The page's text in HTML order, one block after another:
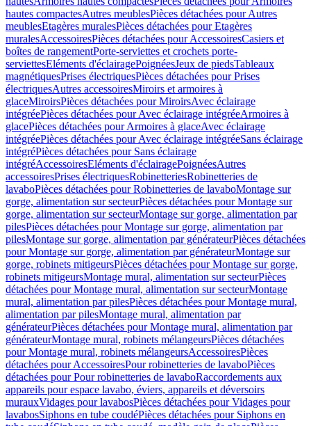
hautes compactesAutres meublesPièces détachées pour Autres
meublesEtagères muralesPièces détachées pour Etagères
muralesAccessoiresPièces détachées pour AccessoiresCasiers et
boîtes de rangementPorte-serviettes et crochets porte-
serviettesEléments d'éclairagePoignéesJeux de piedsTableaux
magnétiquesPrises électriquesPièces détachées pour Prises
électriquesAutres accessoiresMiroirs et armoires à
glaceMiroirsPièces détachées pour MiroirsAvec éclairage
intégréePièces détachées pour Avec éclairage intégréeArmoires à
glacePièces détachées pour Armoires à glaceAvec éclairage
intégréePièces détachées pour Avec éclairage intégréeSans éclairage
intégréPièces détachées pour Sans éclairage
intégréAccessoiresEléments d'éclairagePoignéesAutres
accessoiresPrises électriquesRobinetteriesRobinetteries de
lavaboPièces détachées pour Robinetteries de lavaboMontage sur
gorge, alimentation sur secteurPièces détachées pour Montage sur
gorge, alimentation sur secteurMontage sur gorge, alimentation par
pilesPièces détachées pour Montage sur gorge, alimentation par
pilesMontage sur gorge, alimentation par générateurPièces détachées
pour Montage sur gorge, alimentation par générateurMontage sur
gorge, robinets mitigeursPièces détachées pour Montage sur gorge,
robinets mitigeursMontage mural, alimentation sur secteurPièces
détachées pour Montage mural, alimentation sur secteurMontage
mural, alimentation par pilesPièces détachées pour Montage mural,
alimentation par pilesMontage mural, alimentation par
générateurPièces détachées pour Montage mural, alimentation par
générateurMontage mural, robinets mélangeursPièces détachées
pour Montage mural, robinets mélangeursAccessoiresPièces
détachées pour AccessoiresPour robinetteries de lavaboPièces
détachées pour Pour robinetteries de lavaboRaccordements aux
appareils pour espace lavabo, éviers, appareils et déversoirs
murauxVidages pour lavabosPièces détachées pour Vidages pour
lavabosSiphons en tube coudéPièces détachées pour Siphons en